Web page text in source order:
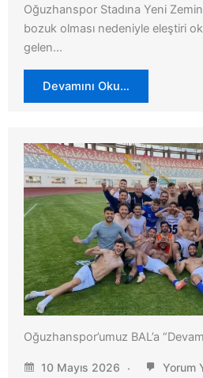
Oğuzhanspor Stadına Yeni
bozuk olması nedeniyle eleştiri
gelen…
Devamını Oku…
Oğuzhanspor’umuz BAL’a
10 Mayıs 2026 Yorum